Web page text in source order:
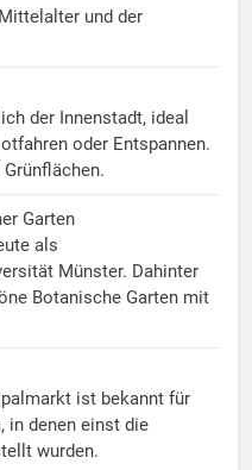
und der
der Innenstadt, ideal
oder Entspannen.
Garten
als
Münster. Dahinter
Botanische Garten mit
ist bekannt für
in denen einst die
wurden.